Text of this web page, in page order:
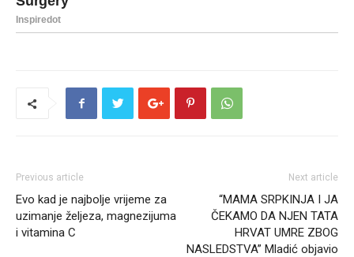
Previous article
Evo kad je najbolje vrijeme za
uzimanje željeza, magnezijuma
i vitamina C
Next article
“MAMA SRPKINJA I JA
ČEKAMO DA NJEN TATA
HRVAT UMRE ZBOG
NASLEDSTVA” Mladić objavio